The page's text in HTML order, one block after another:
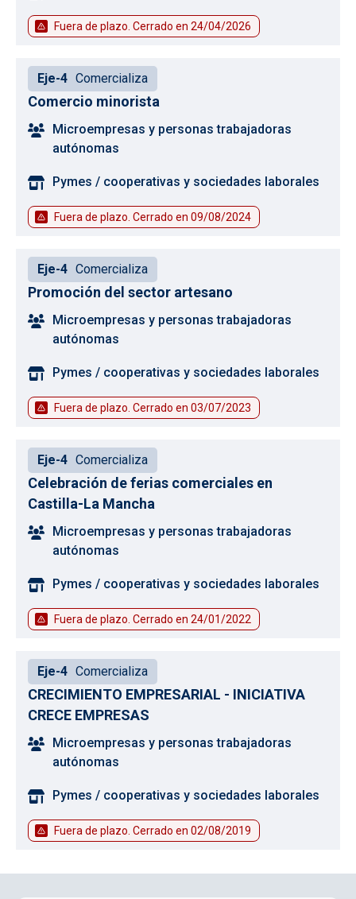
Fuera de plazo. Cerrado en 24/04/2026
Eje-4 Comercializa
Comercio minorista
Microempresas y personas trabajadoras
autónomas
Pymes / cooperativas y sociedades laborales
Fuera de plazo. Cerrado en 09/08/2024
Eje-4 Comercializa
Promoción del sector artesano
Microempresas y personas trabajadoras
autónomas
Pymes / cooperativas y sociedades laborales
Fuera de plazo. Cerrado en 03/07/2023
Eje-4 Comercializa
Celebración de ferias comerciales en
Castilla-La Mancha
Microempresas y personas trabajadoras
autónomas
Pymes / cooperativas y sociedades laborales
Fuera de plazo. Cerrado en 24/01/2022
Eje-4 Comercializa
CRECIMIENTO EMPRESARIAL - INICIATIVA
CRECE EMPRESAS
Microempresas y personas trabajadoras
autónomas
Pymes / cooperativas y sociedades laborales
Fuera de plazo. Cerrado en 02/08/2019